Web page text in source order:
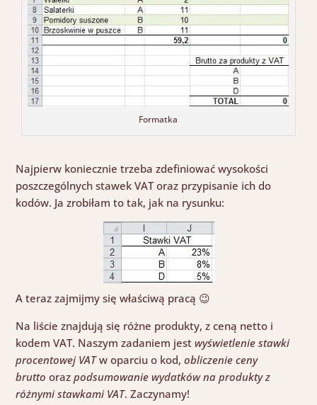
Formatka
Najpierw koniecznie trzeba zdefiniować wysokości
poszczególnych stawek VAT oraz przypisanie ich do
kodów. Ja zrobiłam to tak, jak na rysunku:
A teraz zajmijmy się właściwą pracą 😉
Na liście znajdują się różne produkty, z ceną netto i
kodem VAT. Naszym zadaniem jestwyświetlenie stawki
procentowej VATw oparciu o kod,obliczenie ceny
brutto orazpodsumowanie wydatków na produkty z
różnymi stawkami VAT. Zaczynamy!